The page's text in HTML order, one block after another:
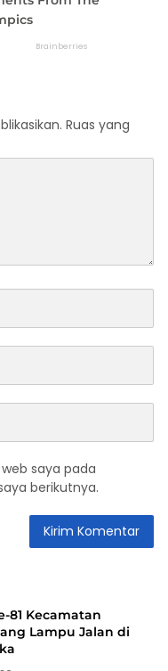
Ruas yang
saya pada
berikutnya.
81 Kecamatan
Lampu Jalan di